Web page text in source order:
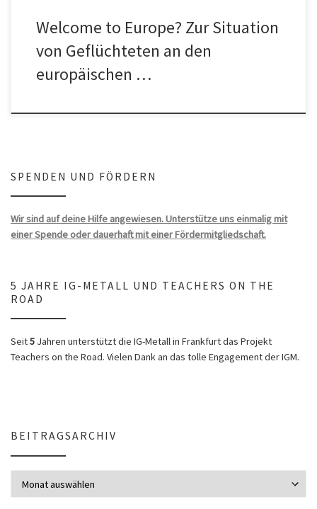
Welcome to Europe? Zur Situation
von Geflüchteten an den
europäischen …
SPENDEN UND FÖRDERN
Wir sind auf deine Hilfe angewiesen. Unterstütze uns einmalig mit
einer Spende oder dauerhaft mit einer Fördermitgliedschaft.
5 JAHRE IG-METALL UND TEACHERS ON THE
ROAD
Seit5 Jahren unterstützt die IG-Metall in Frankfurt das Projekt
Teachers on the Road. Vielen Dank an das tolle Engagement der IGM.
BEITRAGSARCHIV